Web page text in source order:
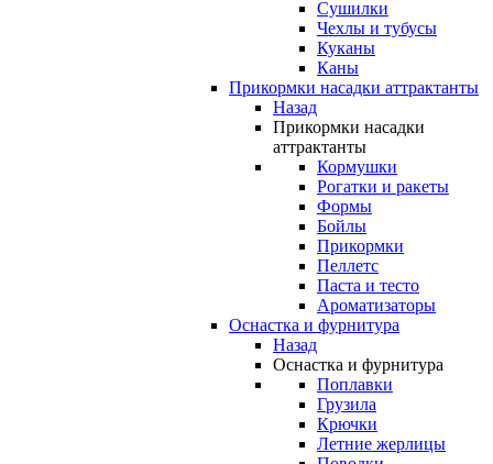
Сушилки
Чехлы и тубусы
Куканы
Каны
Прикормки насадки аттрактанты
Назад
Прикормки насадки
аттрактанты
Кормушки
Рогатки и ракеты
Формы
Бойлы
Прикормки
Пеллетс
Паста и тесто
Ароматизаторы
Оснастка и фурнитура
Назад
Оснастка и фурнитура
Поплавки
Грузила
Крючки
Летние жерлицы